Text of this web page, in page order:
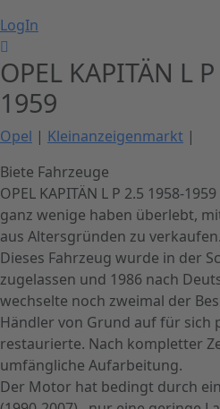
LogIn
OPEL KAPITÄN L
1959
Opel | Kleinanzeigenmarkt |
Biete Fahrzeuge
OPEL KAPITÄN L P 2.5 1958-
ganz wenige haben überlebt,
aus Altersgründen zu verkaufen.
Dieses Fahrzeug wurde in der
zugelassen und 1986 nach
wechselte noch zweimal der
Händler von Grund auf für sich
restaurierte. Nach kompletter
umfängliche Aufarbeitung.
Der Motor hat bedingt durch